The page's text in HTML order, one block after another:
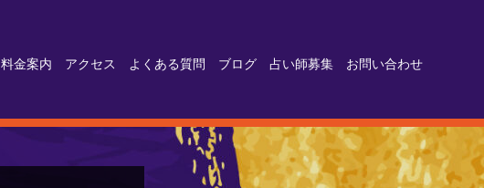
料金案内 アクセス よくある質問 ブログ 占い師募集 お問い合わせ